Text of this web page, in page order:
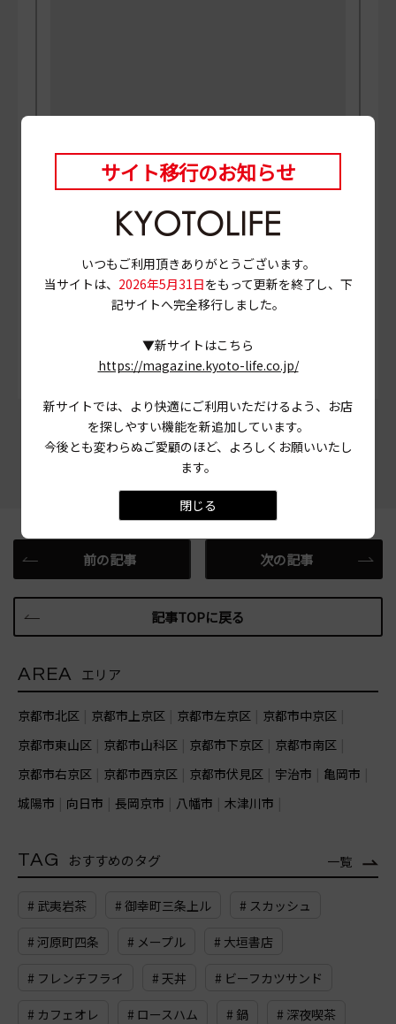
PHOTO三村博史 MANABU
当ページに掲載されている店舗情報は、 2024年10月31
営業情報やメニュー等が異なる場合がありますので、
# 北野 # 総菜 # 青果店
この記事をシェアする
前の記事
記事TOPに戻る
次の記事
AREA エリア
京都市北区 京都市上京区 京都市左京区
京都市中京区
京都市東山区
京都市山科区 京都市下京区
京都市南区
京都市右京区
京都市西京区 京都市伏見区 宇治市
亀岡市
城陽市
向日市 長岡京市 八幡市 木津川市
TAG おすすめのタグ 一覧
# 武夷岩茶 # 御幸町三条上ル # スカッシュ
# 河原町四条 # メープル # 大垣書店
# フレンチフライ # 天丼 # ビーフカツサンド
# カフェオレ # ロースハム # 鍋 # 深夜喫茶
サイト移行のお知らせ
いつもご利用頂きありがとうございます。
当サイトは、 2026年5月31日をもって更新を終了し、下
記サイトへ完全移行しました。
▼新サイトはこちら
https://magazine.kyoto-life.co.jp/
新サイトでは、より快適にご利用いただけるよう、お店
を探しやすい機能を新追加しています。
今後とも変わらぬご愛顧のほど、よろしくお願いいたし
ます。
閉じる